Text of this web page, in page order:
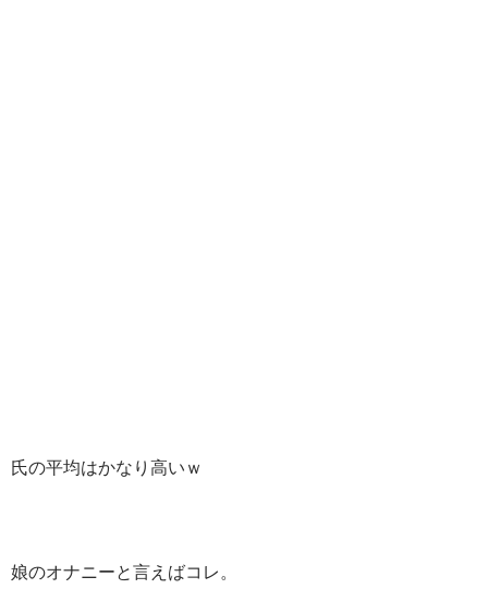
氏の平均はかなり高いｗ
娘のオナニーと言えばコレ。